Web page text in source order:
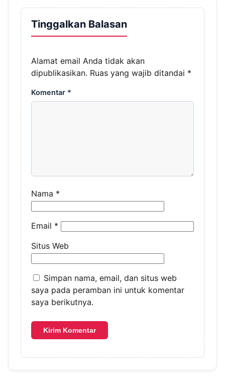
Tinggalkan Balasan
Alamat email Anda tidak akan
dipublikasikan. Ruas yang wajib ditandai *
Komentar *
Nama *
Email *
Situs Web
Simpan nama, email, dan situs web
saya pada peramban ini untuk komentar
saya berikutnya.